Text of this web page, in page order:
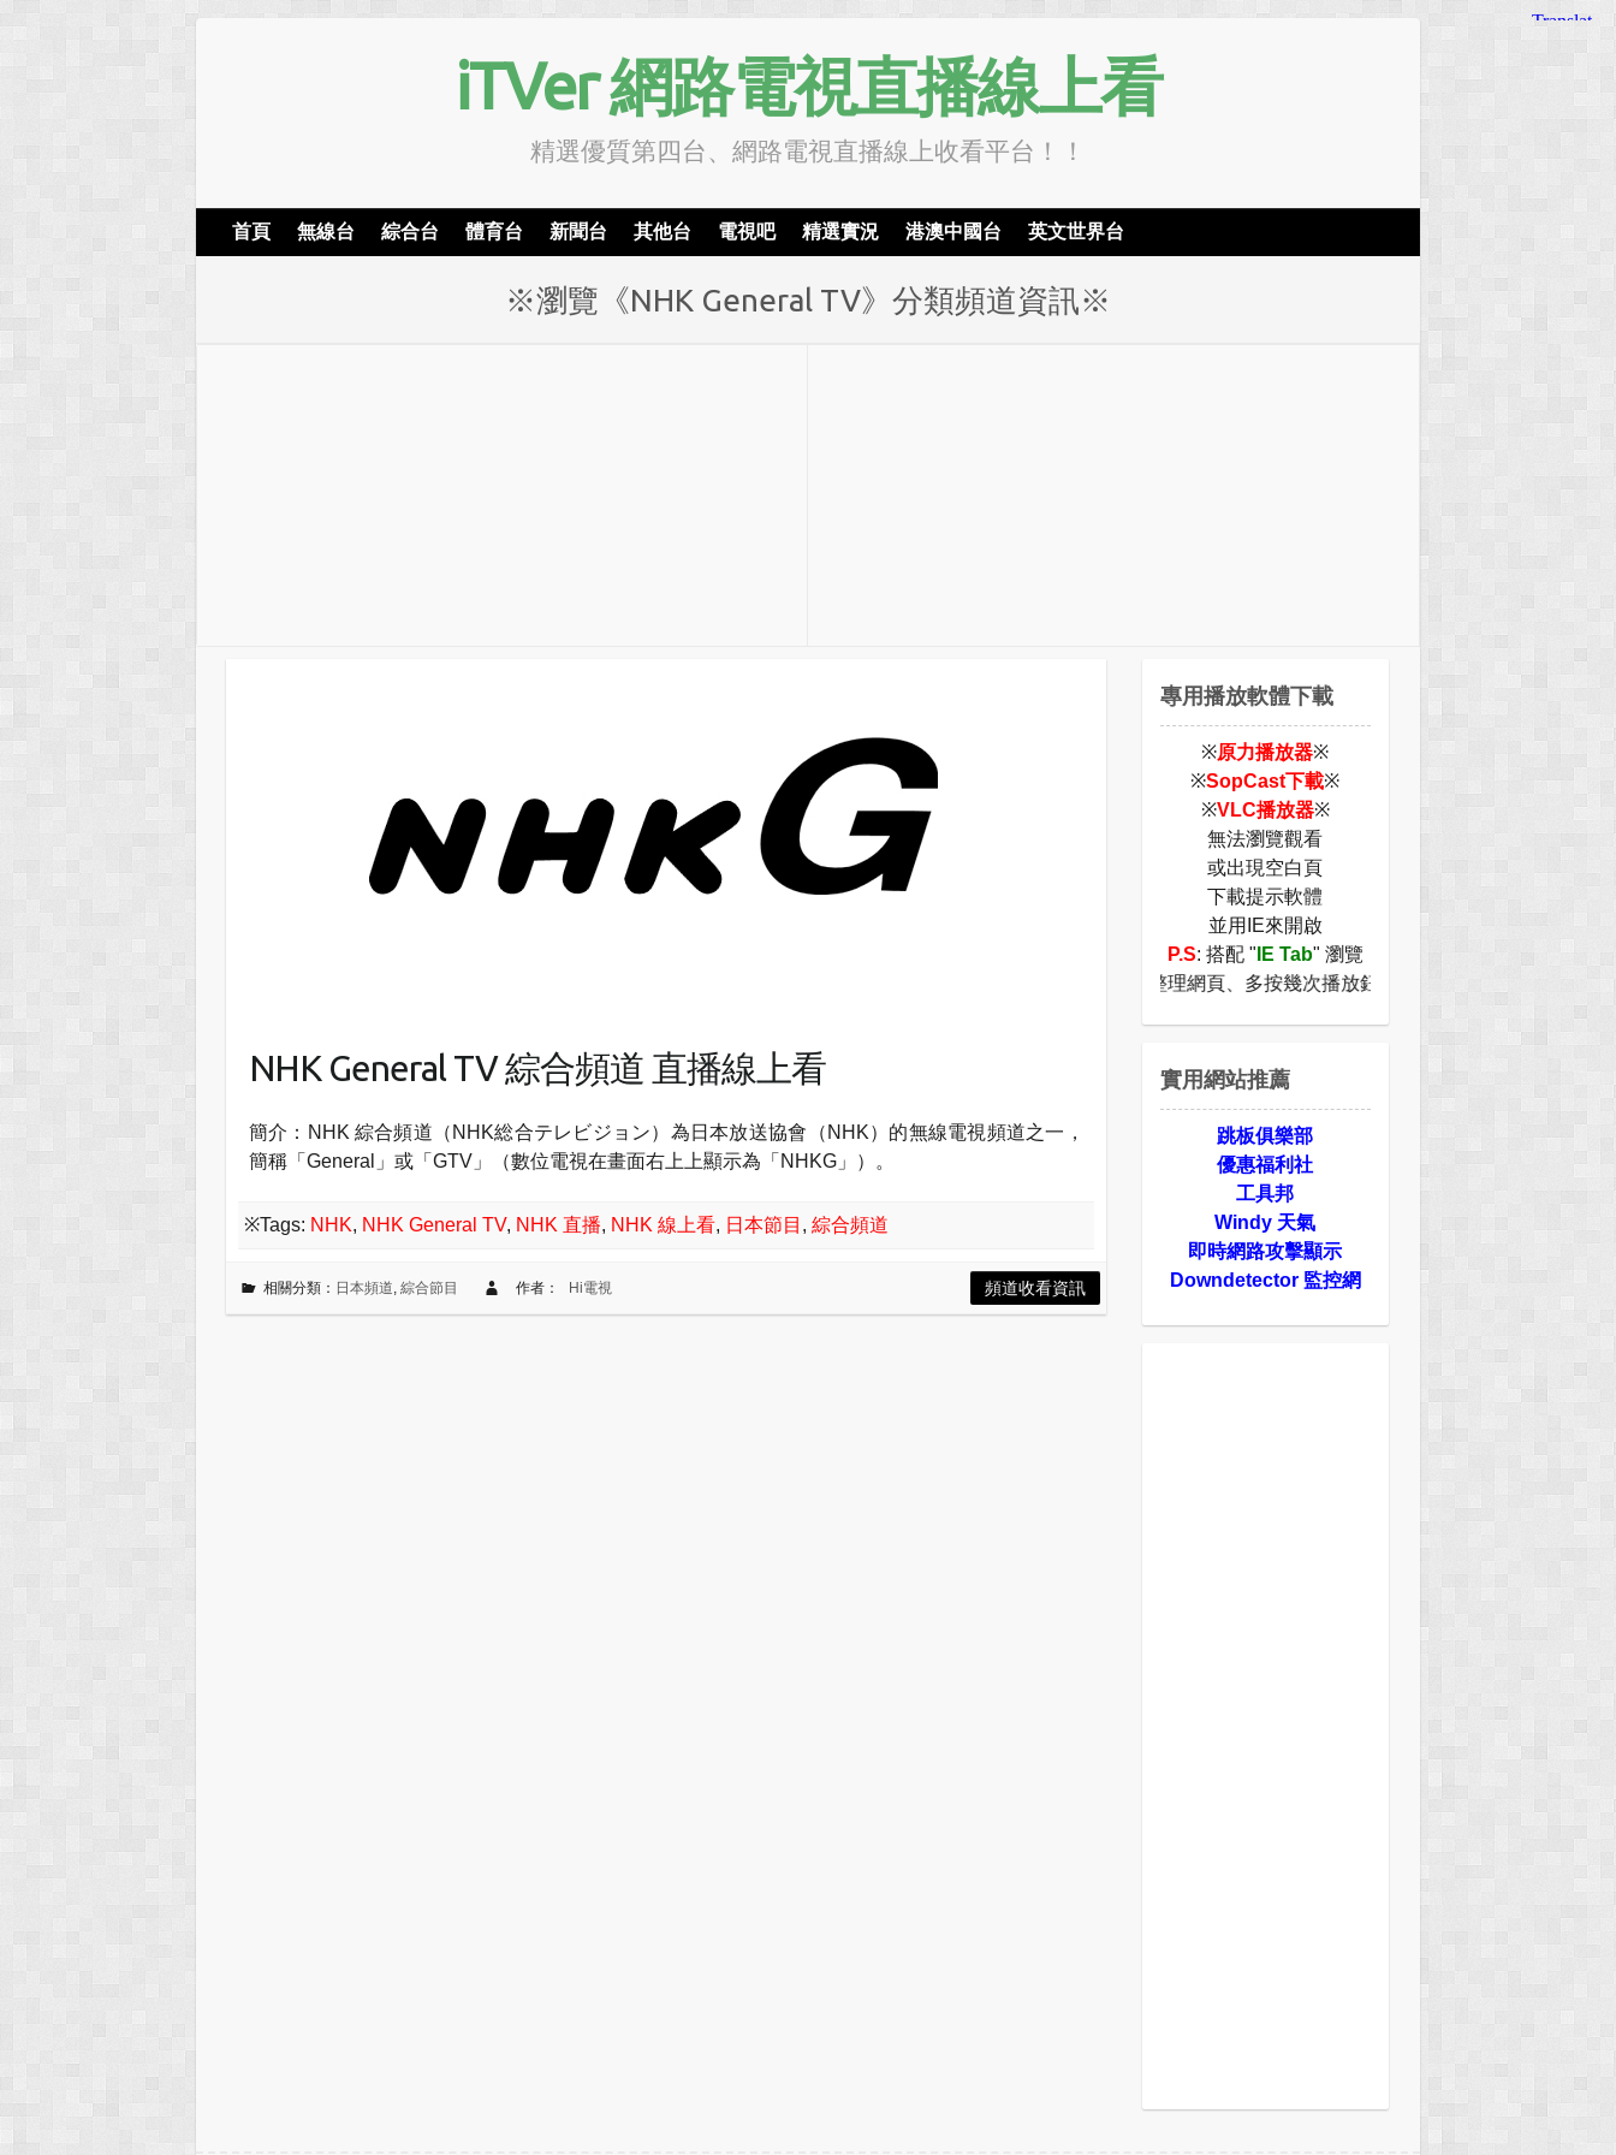
iTVer 網路電視直播線上看
精選優質第四台、網路電視直播線上收看平台！！
首頁 無線台 綜合台 體育台 新聞台 其他台 電視吧 精選實況 港澳中國台 英文世界台
※瀏覽《NHK General TV》分類頻道資訊※
NHK General TV 綜合頻道 直播線上看
簡介：NHK 綜合頻道（NHK総合テレビジョン）為日本放送協會（NHK）的無線電視頻道之一，
簡稱「General」或「GTV」（數位電視在畫面右上上顯示為「NHKG」）。
※Tags: NHK, NHK General TV, NHK 直播, NHK 線上看, 日本節目 ,綜合頻道
相關分類： 日本頻道, 綜合節目 作者： Hi電視 頻道收看資訊
專用播放軟體下載
※原力播放器※
※SopCast下載※
※VLC播放器※
無法瀏覽觀看
或出現空白頁
下載提示軟體
並用IE來開啟
P.S: 搭配 " IE Tab" 瀏覽
" 請重新整理網頁、多按幾次播放鈕，或著是切換瀏覽器即可正常
實用網站推薦
跳板俱樂部
優惠福利社
工具邦
Windy 天氣
即時網路攻擊顯示
Downdetector 監控網